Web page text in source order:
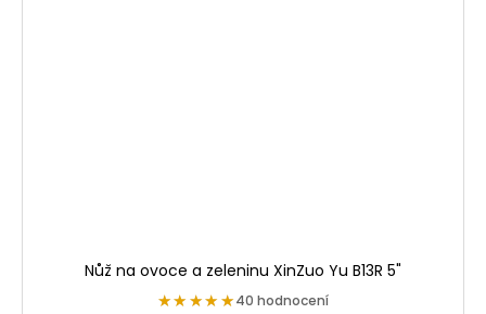
Nůž na ovoce a zeleninu XinZuo Yu B13R 5"
★★★★★
★★★★★40 hodnocení